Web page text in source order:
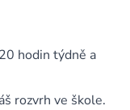
hodin týdně a
rozvrh ve škole.